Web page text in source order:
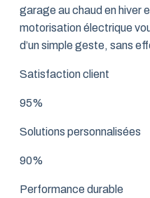
garage au chaud en hiver
motorisation électrique
d’un simple geste, sans
Satisfaction client
95%
Solutions personnalisées
90%
Performance durable